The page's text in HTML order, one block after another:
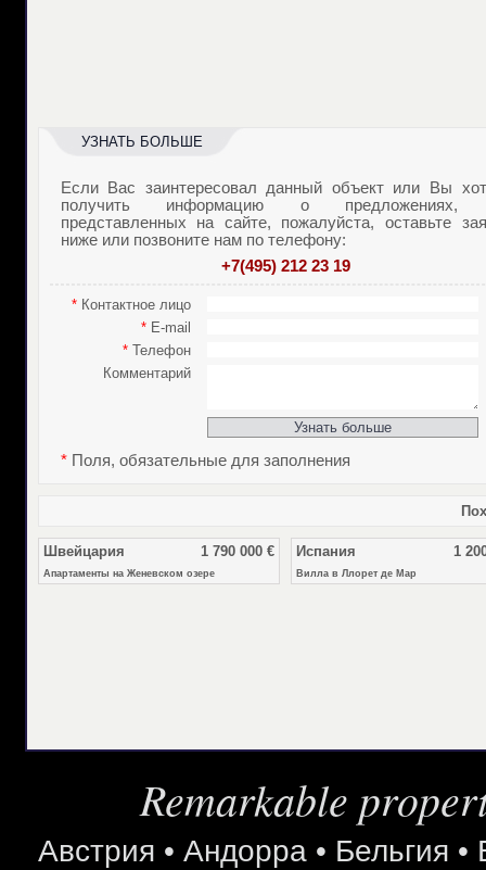
УЗНАТЬ БОЛЬШЕ
Если Вас заинтересовал данный объект или Вы
получить информацию о предложениях,
представленных на сайте, пожалуйста, оставьте
ниже или позвоните нам по телефону:
+7(495) 212 23 19
*Контактное лицо
*E-mail
*Телефон
Комментарий
*Поля, обязательные для заполнения
Швейцария 1 790 000 €
Апартаменты на Женевском озере
Испания 1
Вилла в Ллорет де Мар
Remarkable
Австрия • Андорра • Бельгия •